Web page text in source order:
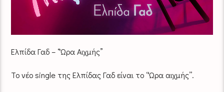
Ελπίδα Γαδ – “Ώρα Αιχμής”
Το νέο single της Ελπίδας Γαδ είναι τo ‘‘Ώρα αιχμής’’.